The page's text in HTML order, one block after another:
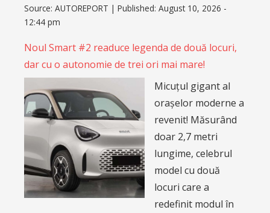
Source: AUTOREPORT | Published: August 10, 2026 -
12:44 pm
Noul Smart #2 readuce legenda de două locuri,
dar cu o autonomie de trei ori mai mare!
Micuțul gigant al
orașelor moderne a
revenit! Măsurând
doar 2,7 metri
lungime, celebrul
model cu două
locuri care a
redefinit modul în